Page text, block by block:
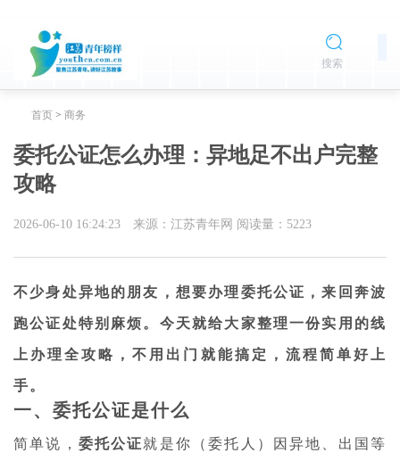
搜索
首页 > 商务
委托公证怎么办理：异地足不出户完整
攻略
2026-06-10 16:24:23 来源：江苏青年网 阅读量： 5223
不少身处异地的朋友，想要办理委托公证，来回奔波
跑公证处特别麻烦。今天就给大家整理一份实用的线
上办理全攻略，不用出门就能搞定，流程简单好上
手。
一、委托公证是什么
简单说， 委托公证就是你（委托人）因异地、出国等